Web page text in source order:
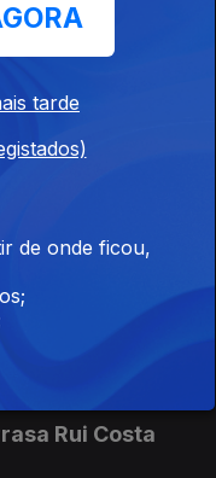
de Rui
Rui Costa
tarde
de onde ficou,